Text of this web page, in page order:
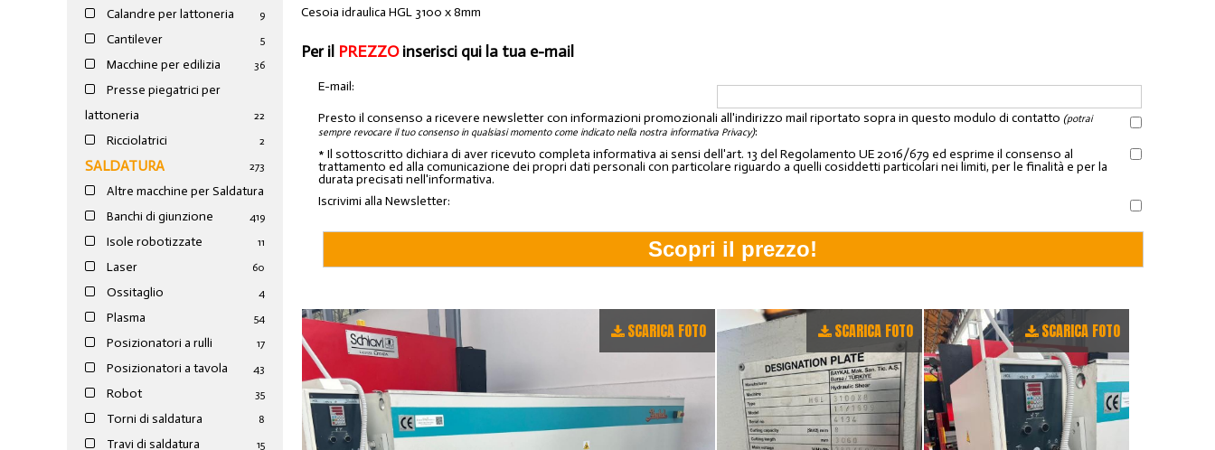
Calandre per lattoneria 9
Cantilever 5
Macchine per edilizia 36
Presse piegatrici per
lattoneria
22
Ricciolatrici 2
SALDATURA 273
Altre macchine per Saldatura
19
Banchi di giunzione 4
Isole robotizzate 11
Laser 60
Ossitaglio 4
Plasma 54
Posizionatori a rulli 17
Posizionatori a tavola 43
Robot 35
Torni di saldatura 8
Travi di saldatura 15
Cesoia idraulica HGL 3100 x 8mm
Per il PREZZOinserisci qui la tua e-mail
E-mail:
Presto il consenso a ricevere newsletter con informazioni promozionali all'indirizzo mail riportato sopra in questo modulo di contatto (potrai
sempre revocare il tuo consenso in qualsiasi momento come indicato nella nostra informativa Privacy):
* Il sottoscritto dichiara di aver ricevuto completa informativa ai sensi dell'art. 13 del Regolamento UE 2016/679 ed esprime il consenso al
trattamento ed alla comunicazione dei propri dati personali con particolare riguardo a quelli cosiddetti particolari nei limiti, per le finalità e per la
durata precisati nell'informativa.
Iscrivimi alla Newsletter:
SCARICA FOTO SCARICA FOTO SCARICA FOTO